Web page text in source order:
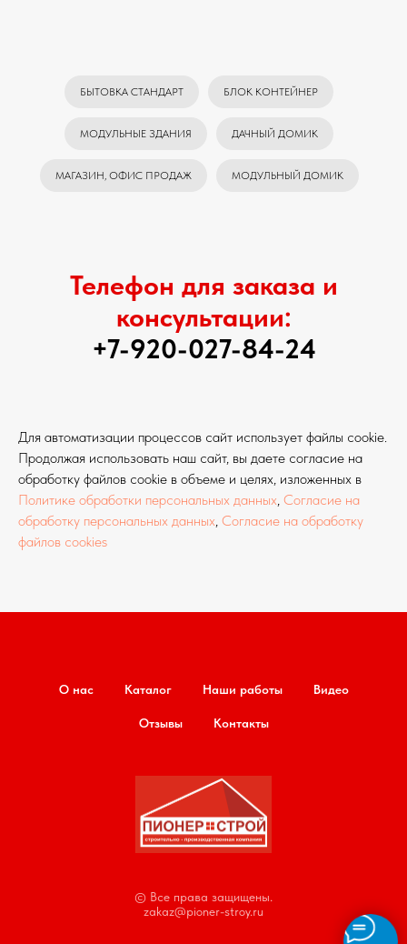
БЫТОВКА СТАНДАРТ БЛОК КОНТЕЙНЕР
МОДУЛЬНЫЕ ЗДАНИЯ ДАЧНЫЙ ДОМИК
МАГАЗИН, ОФИС ПРОДАЖ МОДУЛЬНЫЙ ДОМИК
Телефон для заказа и
консультации:
+7-920-027-84-24
Для автоматизации процессов сайт использует файлы cookie.
Продолжая использовать наш сайт, вы даете согласие на
обработку файлов cookie в объеме и целях, изложенных в
Политике обработки персональных данных Согласие на
обработку персональных данных Согласие на обработку
файлов cookies
О нас Каталог Наши работы Видео
Отзывы Контакты
© Все права защищены.
zakaz@pioner-stroy.ru